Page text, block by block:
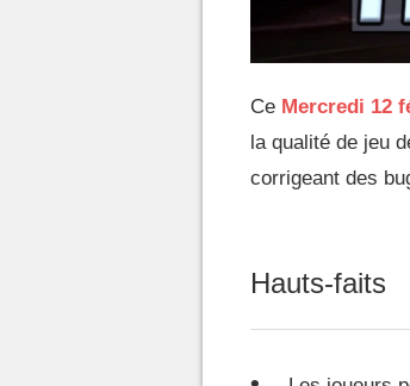
Ce Mercredi 12
la qualité de jeu
corrigeant des
Hauts-faits